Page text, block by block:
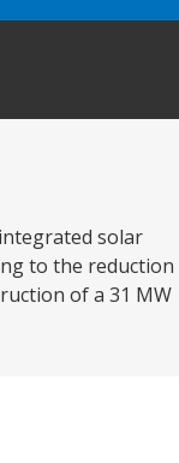
solar
to the reduction
of a 31 MW